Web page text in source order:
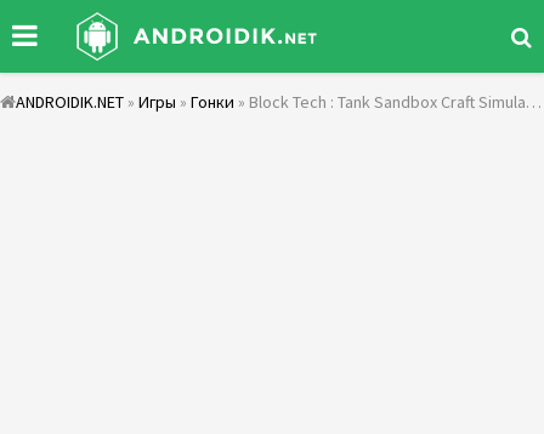
ANDROIDIK.NET » Игры » Гонки » Block Tech : Tank Sandbox Craft Simulator Online